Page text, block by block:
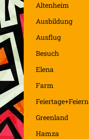
Altenheim
Ausbildung
Ausflug
Besuch
Elena
Farm
Feiertage+Feiern
Greenland
Hamza